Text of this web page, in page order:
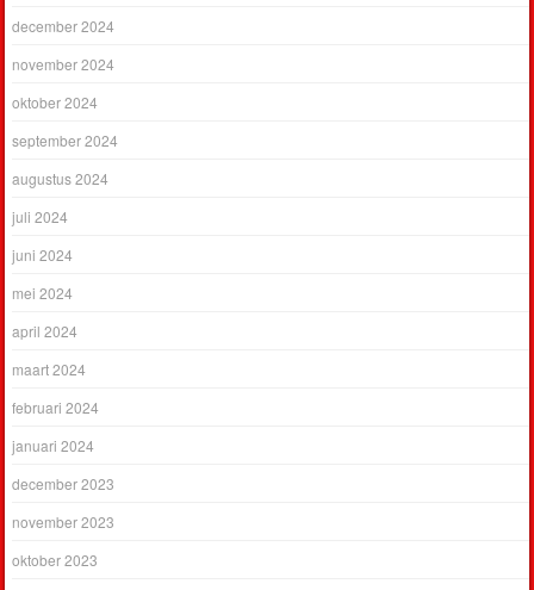
december 2024
november 2024
oktober 2024
september 2024
augustus 2024
juli 2024
juni 2024
mei 2024
april 2024
maart 2024
februari 2024
januari 2024
december 2023
november 2023
oktober 2023